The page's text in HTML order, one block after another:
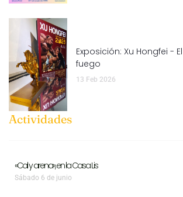
Exposición: Xu Hongfei -
fuego
13 Feb 2026
Actividades
«Cal y arena», en la Casa Lis
Sábado 6 de junio